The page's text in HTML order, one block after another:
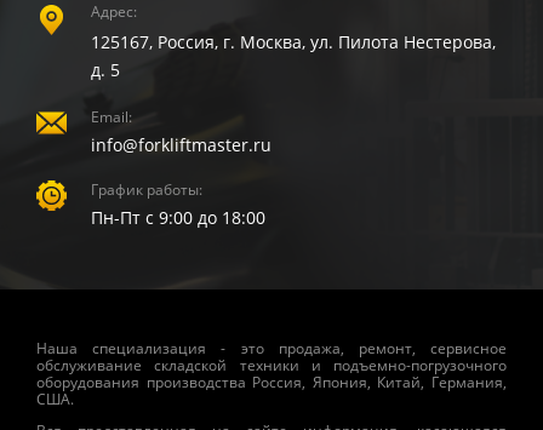
Адрес:
125167, Россия, г. Москва, ул. Пилота Нестерова,
д. 5
Email:
info@forkliftmaster.ru
График работы:
Пн-Пт с 9:00 до 18:00
Наша специализация - это продажа, ремонт, сервисное
обслуживание складской техники и подъемно-погрузочного
оборудования производства Россия, Япония, Китай, Германия,
США.